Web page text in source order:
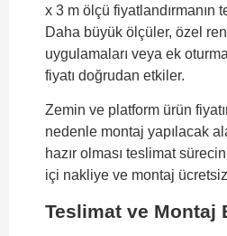
x 3 m ölçü fiyatlandırmanın
Daha büyük ölçüler, özel
uygulamaları veya ek
fiyatı doğrudan etkiler.
Zemin ve platform ürün
nedenle montaj yapılacak
hazır olması teslimat
içi nakliye ve montaj
Teslimat ve Montaj